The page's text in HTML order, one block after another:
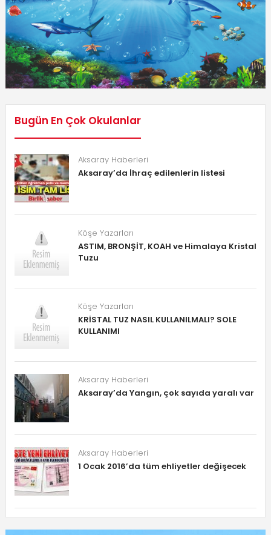
Bugün En Çok Okulanlar
Aksaray Haberleri
Aksaray’da İhraç edilenlerin listesi
Köşe Yazarları
ASTIM, BRONŞİT, KOAH ve Himalaya Kristal
Tuzu
Köşe Yazarları
KRİSTAL TUZ NASIL KULLANILMALI? SOLE
KULLANIMI
Aksaray Haberleri
Aksaray’da Yangın, çok sayıda yaralı var
Aksaray Haberleri
1 Ocak 2016’da tüm ehliyetler değişecek